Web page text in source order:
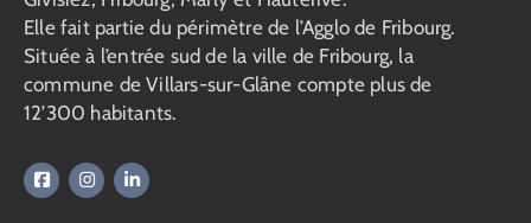
Elle fait partie du périmètre de l’Agglo de Fribourg.
Située à l’entrée sud de la ville de Fribourg, la
commune de Villars-sur-Glâne compte plus de
12’300 habitants.